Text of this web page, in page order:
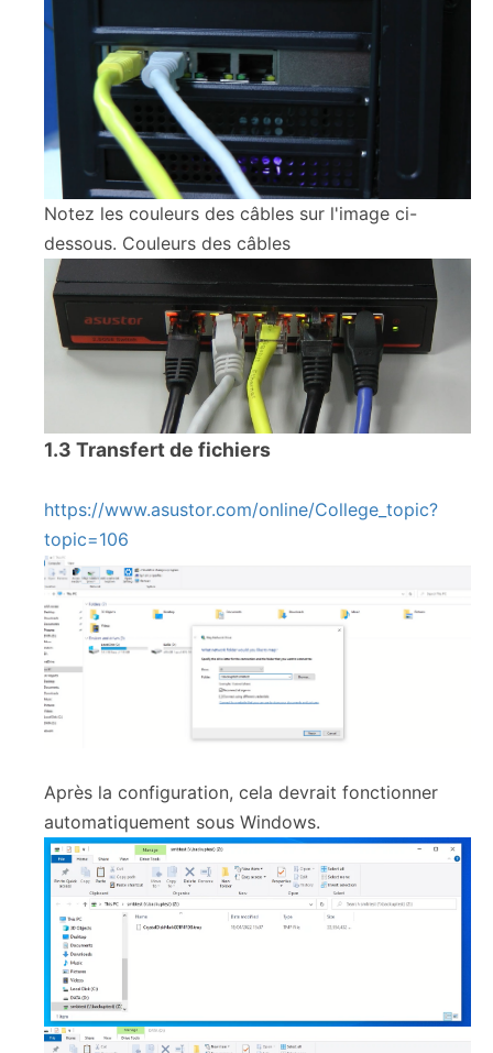
Notez les couleurs des câbles sur l'image ci-
dessous. Couleurs des câbles
1.3 Transfert de fichiers
https://www.asustor.com/online/College_topic?
topic=106
Après la configuration, cela devrait fonctionner
automatiquement sous Windows.